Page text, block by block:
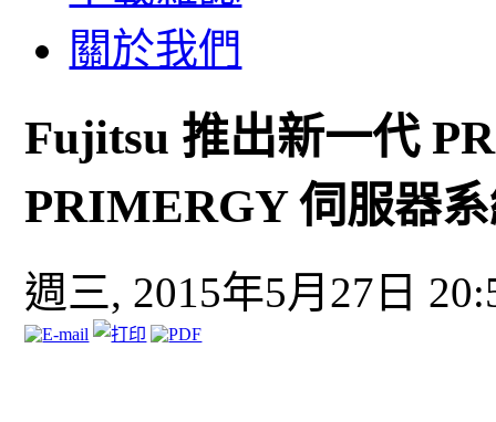
關於我們
Fujitsu 推出新一代
PRIMERGY 伺服器
週三, 2015年5月27日